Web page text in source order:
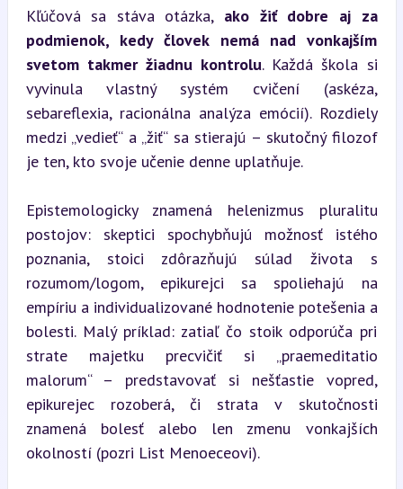
Kľúčová sa stáva otázka, ako žiť dobre aj za
podmienok, kedy človek nemá nad vonkajším
svetom takmer žiadnu kontrolu. Každá škola si
vyvinula vlastný systém cvičení (askéza,
sebareflexia, racionálna analýza emócií). Rozdiely
medzi „vedieť“ a „žiť“ sa stierajú – skutočný filozof
je ten, kto svoje učenie denne uplatňuje.
Epistemologicky znamená helenizmus pluralitu
postojov: skeptici spochybňujú možnosť istého
poznania, stoici zdôrazňujú súlad života s
rozumom/logom, epikurejci sa spoliehajú na
empíriu a individualizované hodnotenie potešenia a
bolesti. Malý príklad: zatiaľ čo stoik odporúča pri
strate majetku precvičiť si „praemeditatio
malorum“ – predstavovať si nešťastie vopred,
epikurejec rozoberá, či strata v skutočnosti
znamená bolesť alebo len zmenu vonkajších
okolností (pozri List Menoeceovi).